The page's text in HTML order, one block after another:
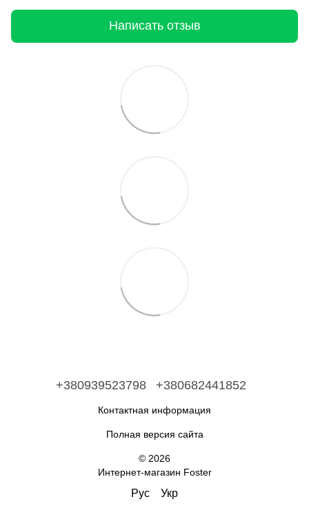
Написать отзыв
+380939523798 +380682441852
Контактная информация
Полная версия сайта
© 2026
Интернет-магазин Foster
Рус Укр